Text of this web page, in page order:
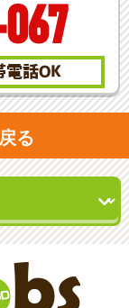
電話OK
る